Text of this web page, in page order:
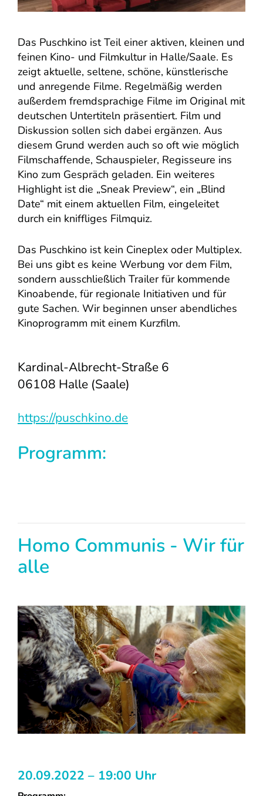
Das Puschkino ist Teil einer aktiven, kleinen und
feinen Kino- und Filmkultur in Halle/Saale. Es
zeigt aktuelle, seltene, schöne, künstlerische
und anregende Filme. Regelmäßig werden
außerdem fremdsprachige Filme im Original mit
deutschen Untertiteln präsentiert. Film und
Diskussion sollen sich dabei ergänzen. Aus
diesem Grund werden auch so oft wie möglich
Filmschaffende, Schauspieler, Regisseure ins
Kino zum Gespräch geladen. Ein weiteres
Highlight ist die „Sneak Preview“, ein „Blind
Date“ mit einem aktuellen Film, eingeleitet
durch ein kniffliges Filmquiz.
Das Puschkino ist kein Cineplex oder Multiplex.
Bei uns gibt es keine Werbung vor dem Film,
sondern ausschließlich Trailer für kommende
Kinoabende, für regionale Initiativen und für
gute Sachen. Wir beginnen unser abendliches
Kinoprogramm mit einem Kurzfilm.
Kardinal-Albrecht-Straße 6
06108 Halle (Saale)
https://puschkino.de
Programm:
Homo Communis - Wir für
alle
20.09.2022 – 19:00 Uhr